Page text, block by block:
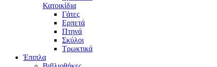
Κατοικίδια
Γάτες
Ερπετά
Πτηνά
Σκύλοι
Τρωκτικά
Έπιπλα